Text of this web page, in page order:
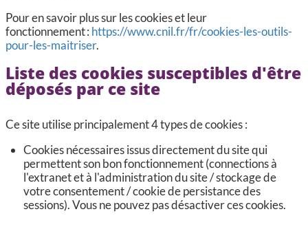
Pour en savoir plus sur les cookies et leur
fonctionnement : https://www.cnil.fr/fr/cookies-les-outils-
pour-les-maitriser.
Liste des cookies susceptibles d'être
déposés par ce site
Ce site utilise principalement 4 types de cookies :
Cookies nécessaires issus directement du site qui
permettent son bon fonctionnement (connections à
l'extranet et à l'administration du site / stockage de
votre consentement / cookie de persistance des
sessions). Vous ne pouvez pas désactiver ces cookies.